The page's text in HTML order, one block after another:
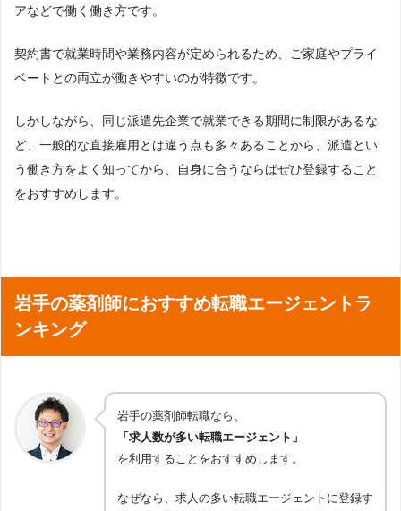
アなどで働く働き方です。
契約書で就業時間や業務内容が定められるため、ご家庭やプライ
ベートとの両立が働きやすいのが特徴です。
しかしながら、同じ派遣先企業で就業できる期間に制限があるな
ど、一般的な直接雇用とは違う点も多々あることから、派遣とい
う働き方をよく知ってから、自身に合うならばぜひ登録すること
をおすすめします。
岩手の薬剤師におすすめ転職エージェントラ
ンキング
岩手の薬剤師転職なら、
「求人数が多い転職エージェント」
を利用することをおすすめします。
なぜなら、求人の多い転職エージェントに登録す